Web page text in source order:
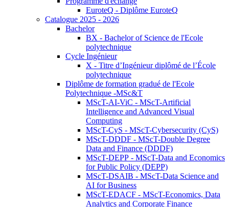
EuroteQ - Diplôme EuroteQ
Catalogue 2025 - 2026
Bachelor
BX - Bachelor of Science de l'Ecole
polytechnique
Cycle Ingénieur
X - Titre d’Ingénieur diplômé de l’École
polytechnique
Diplôme de formation gradué de l'Ecole
Polytechnique -MSc&T
MScT-AI-ViC - MScT-Artificial
Intelligence and Advanced Visual
Computing
MScT-CyS - MScT-Cybersecurity (CyS)
MScT-DDDF - MScT-Double Degree
Data and Finance (DDDF)
MScT-DEPP - MScT-Data and Economics
for Public Policy (DEPP)
MScT-DSAIB - MScT-Data Science and
AI for Business
MScT-EDACF - MScT-Economics, Data
Analytics and Corporate Finance